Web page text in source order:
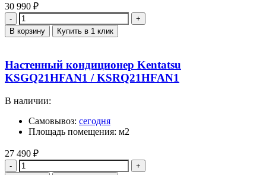
30 990 ₽
Количество
В корзину Купить в 1 клик
Настенный кондиционер Kentatsu
KSGQ21HFAN1 / KSRQ21HFAN1
В наличии:
Самовывоз: сегодня
Площадь помещения: м2
27 490 ₽
Количество